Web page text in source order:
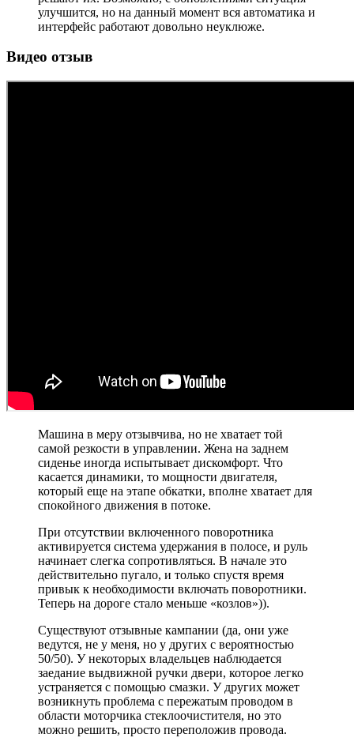
улучшится, но на данный момент вся автоматика и
интерфейс работают довольно неуклюже.
Видео отзыв
Машина в меру отзывчива, но не хватает той
самой резкости в управлении. Жена на заднем
сиденье иногда испытывает дискомфорт. Что
касается динамики, то мощности двигателя,
который еще на этапе обкатки, вполне хватает для
спокойного движения в потоке.
При отсутствии включенного поворотника
активируется система удержания в полосе, и руль
начинает слегка сопротивляться. В начале это
действительно пугало, и только спустя время
привык к необходимости включать поворотники.
Теперь на дороге стало меньше «козлов»)).
Существуют отзывные кампании (да, они уже
ведутся, не у меня, но у других с вероятностью
50/50). У некоторых владельцев наблюдается
заедание выдвижной ручки двери, которое легко
устраняется с помощью смазки. У других может
возникнуть проблема с пережатым проводом в
области моторчика стеклоочистителя, но это
можно решить, просто переположив провода.